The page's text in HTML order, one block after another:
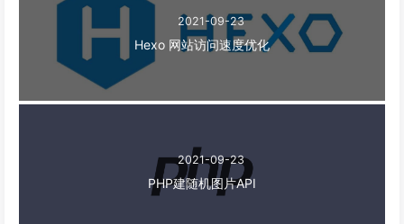
2021-09-23
Hexo 网站访问速度优化
2021-09-23
PHP建随机图片API